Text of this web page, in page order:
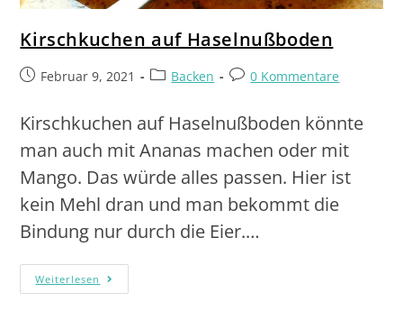
Kirschkuchen auf Haselnußboden
Februar 9, 2021 Backen 0 Kommentare
Kirschkuchen auf Haselnußboden könnte
man auch mit Ananas machen oder mit
Mango. Das würde alles passen. Hier ist
kein Mehl dran und man bekommt die
Bindung nur durch die Eier.…
Weiterlesen